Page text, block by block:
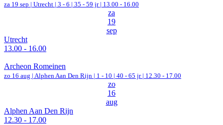
za 19 sep | Utrecht | 3 - 6 | 35 - 59 jr | 13.00 - 16.00
za
19
sep
Utrecht
13.00 - 16.00
Archeon Romeinen
zo 16 aug | Alphen Aan Den Rijn | 1 - 10 | 40 - 65 jr | 12.30 - 17.00
zo
16
aug
Alphen Aan Den Rijn
12.30 - 17.00